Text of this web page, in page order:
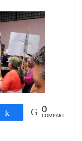
Compartir
0
COMPARTIR